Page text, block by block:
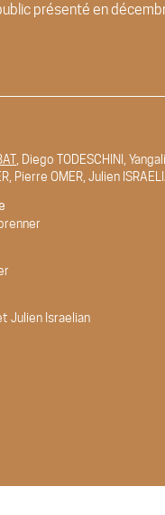
présenté en
, Diego TODESCHINI,
Pierre OMER, Julien
Julien Israelian